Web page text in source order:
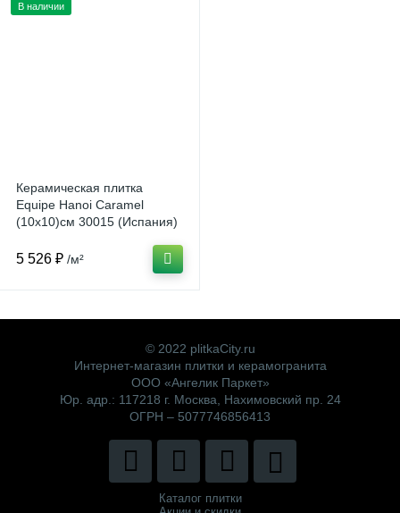
В наличии
Керамическая плитка
Equipe Hanoi Caramel
(10x10)см 30015 (Испания)
5 526 ₽ /м²
© 2022 plitkaCity.ru
Интернет-магазин плитки и керамогранита
ООО «Ангелик Паркет»
Юр. адр.: 117218 г. Москва, Нахимовский пр. 24
ОГРН – 5077746856413
Каталог плитки